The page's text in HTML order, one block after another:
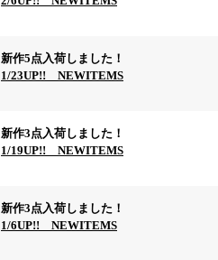
新作5点入荷しました！
1/23UP!! NEWITEMS
新作3点入荷しました！
1/19UP!! NEWITEMS
新作3点入荷しました！
1/6UP!! NEWITEMS